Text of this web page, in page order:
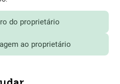
do proprietário
ao proprietário